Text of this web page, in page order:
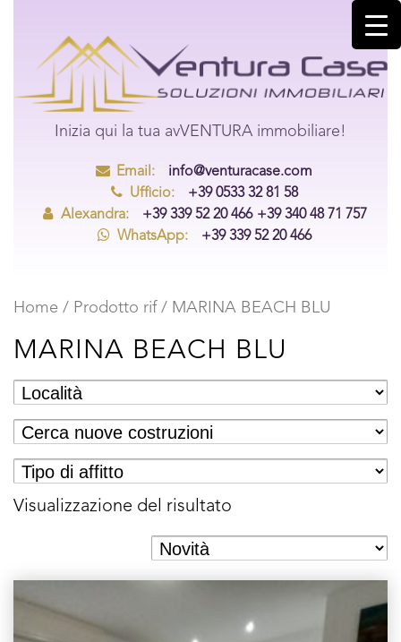
Inizia qui la tua avVENTURA immobiliare!
Email:
info@venturacase.com
Ufficio:
+39 0533 32 81 58
Alexandra:
+39 339 52 20 466 +39 340 48 71 757
WhatsApp:
+39 339 52 20 466
Home / Prodotto rif / MARINA BEACH BLU
MARINA BEACH BLU
Visualizzazione del risultato